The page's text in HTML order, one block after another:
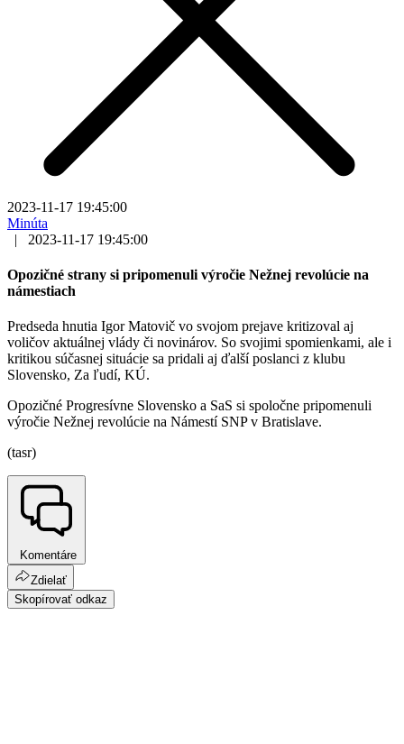
2023-11-17 19:45:00
Minúta
|
2023-11-17 19:45:00
Opozičné strany si pripomenuli výročie Nežnej revolúcie na
námestiach
Predseda hnutia Igor Matovič vo svojom prejave kritizoval aj
voličov aktuálnej vlády či novinárov. So svojimi spomienkami, ale i
kritikou súčasnej situácie sa pridali aj ďalší poslanci z klubu
Slovensko, Za ľudí, KÚ.
Opozičné Progresívne Slovensko a SaS si spoločne pripomenuli
výročie Nežnej revolúcie na Námestí SNP v Bratislave.
(tasr)
Komentáre
Zdielať
Skopírovať odkaz